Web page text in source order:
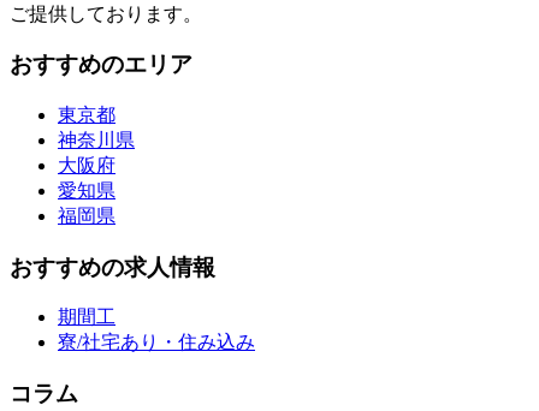
ご提供しております。
おすすめのエリア
東京都
神奈川県
大阪府
愛知県
福岡県
おすすめの求人情報
期間工
寮/社宅あり・住み込み
コラム